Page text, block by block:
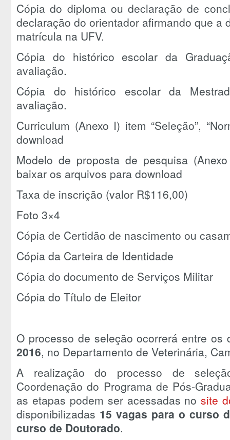
Cópia do diploma ou declaração de
declaração do orientador afirmando que a
matrícula na UFV.
Cópia do histórico escolar da
avaliação.
Cópia do histórico escolar da
avaliação.
Curriculum (Anexo I) item “Seleção”,
download
Modelo de proposta de pesquisa
baixar os arquivos para download
Taxa de inscrição (valor R$116,00)
Foto 3×4
Cópia de Certidão de nascimento ou
Cópia da Carteira de Identidade
Cópia do documento de Serviços Militar
Cópia do Título de Eleitor
O processo de seleção ocorrerá entre
2016, no Departamento de Veterinária,
A realização do processo de
Coordenação do Programa de Pós-
as etapas podem ser acessadas nosite
disponibilizadas 15 vagas para o curso
curso de Doutorado.